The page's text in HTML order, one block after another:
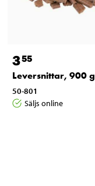
355
Leversnittar, 900 g
50-801
Säljs online